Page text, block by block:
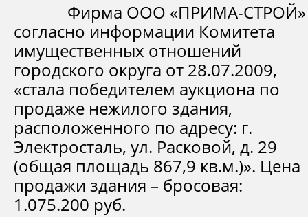
Фирма ООО «ПРИМА-СТРОЙ»
согласно информации Комитета
имущественных отношений
городского округа от 28.07.2009,
«стала победителем аукциона по
продаже нежилого здания,
расположенного по адресу: г.
Электросталь, ул. Расковой, д. 29
(общая площадь 867,9 кв.м.)». Цена
продажи здания – бросовая:
1.075.200 руб.